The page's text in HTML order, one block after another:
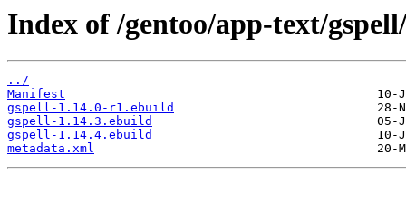
Index of /gentoo/app-text/gspell/
../
Manifest
gspell-1.14.0-r1.ebuild
gspell-1.14.3.ebuild
gspell-1.14.4.ebuild
metadata.xml